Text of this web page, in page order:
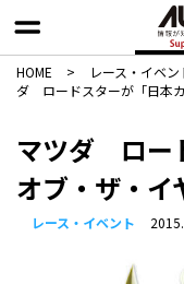
HOME > レース・イベン
ダ ロードスターが「日本
マツダ ロー
オブ・ザ・イ
レース・イベント